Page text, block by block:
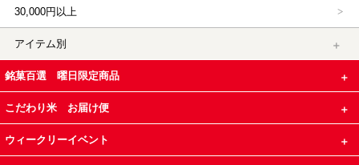
30,000円以上
アイテム別
銘菓百選 曜日限定商品
こだわり米 お届け便
ウィークリーイベント